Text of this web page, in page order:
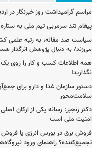
مراسم گرامیداشت روز خبرنگار در
پیغام تند سرمربی تیم ملی به
سیاست ضد مقاله، به رتبه علمی
می‌زند/ به دنبال پژوهش اثرگذار
همه اطلاعات کسب‌ و کار را روی
نگذارید!
سلامت‌محور
دکتر رنجبر: رسانه یکی از ارکان
امنیت ملی است
فروش برق در بورس انرژی یا فروش
تجمیع‌کننده؟ راهنمای ورود